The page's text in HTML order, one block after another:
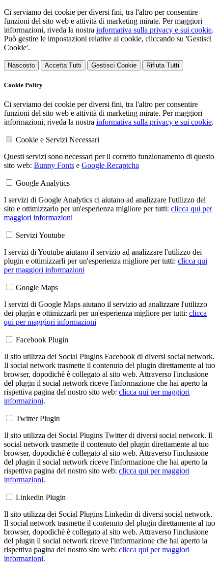
Ci serviamo dei cookie per diversi fini, tra l'altro per consentire
funzioni del sito web e attività di marketing mirate. Per maggiori
informazioni, riveda la nostra informativa sulla privacy e sui cookie.
Può gestire le impostazioni relative ai cookie, cliccando su 'Gestisci
Cookie'.
Nascosto Accetta Tutti Gestisci Cookie Rifiuta Tutti
Cookie Policy
Ci serviamo dei cookie per diversi fini, tra l'altro per consentire
funzioni del sito web e attività di marketing mirate. Per maggiori
informazioni, riveda la nostra informativa sulla privacy e sui cookie.
Cookie e Servizi Necessari
Questi servizi sono necessari per il corretto funzionamento di questo
sito web: Bunny Fonts e Google Recaptcha
Google Analytics
I servizi di Google Analytics ci aiutano ad analizzare l'utilizzo del
sito e ottimizzarlo per un'esperienza migliore per tutti: clicca qui per
maggiori informazioni
Servizi Youtube
I servizi di Youtube aiutano il servizio ad analizzare l'utilizzo dei
plugin e ottimizzarli per un'esperienza migliore per tutti: clicca qui
per maggiori informazioni
Google Maps
I servizi di Google Maps aiutano il servizio ad analizzare l'utilizzo
dei plugin e ottimizzarli per un'esperienza migliore per tutti: clicca
qui per maggiori informazioni
Facebook Plugin
Il sito utilizza dei Social Plugins Facebook di diversi social network.
Il social network trasmette il contenuto del plugin direttamente al tuo
browser, dopodichè è collegato al sito web. Attraverso l'inclusione
del plugin il social network riceve l'informazione che hai aperto la
rispettiva pagina del nostro sito web: clicca qui per maggiori
informazioni.
Twitter Plugin
Il sito utilizza dei Social Plugins Twitter di diversi social network. Il
social network trasmette il contenuto del plugin direttamente al tuo
browser, dopodichè è collegato al sito web. Attraverso l'inclusione
del plugin il social network riceve l'informazione che hai aperto la
rispettiva pagina del nostro sito web: clicca qui per maggiori
informazioni.
Linkedin Plugin
Il sito utilizza dei Social Plugins Linkedin di diversi social network.
Il social network trasmette il contenuto del plugin direttamente al tuo
browser, dopodichè è collegato al sito web. Attraverso l'inclusione
del plugin il social network riceve l'informazione che hai aperto la
rispettiva pagina del nostro sito web: clicca qui per maggiori
informazioni.